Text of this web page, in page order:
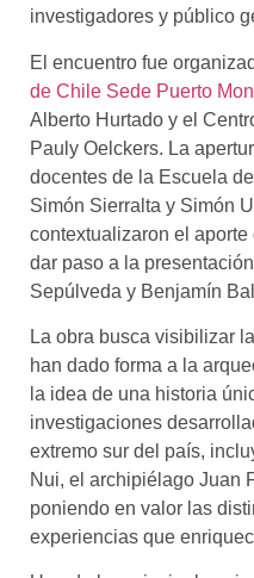
investigadores y público
El encuentro fue
de Chile Sede Puerto
Alberto Hurtado y el
Pauly Oelckers. La
docentes de la Escuela
Simón Sierralta y Simón
contextualizaron el
dar paso a la
Sepúlveda y Benjamín
La obra busca visibilizar
han dado forma a la
la idea de una historia
investigaciones
extremo sur del país,
Nui, el archipiélago Juan
poniendo en valor las
experiencias que